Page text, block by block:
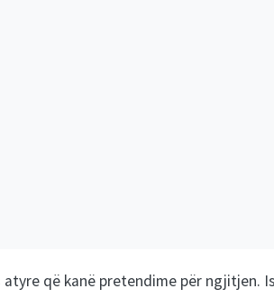
atyre që kanë pretendime për ngjitjen.